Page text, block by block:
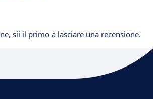
sii il primo a lasciare una recensione.